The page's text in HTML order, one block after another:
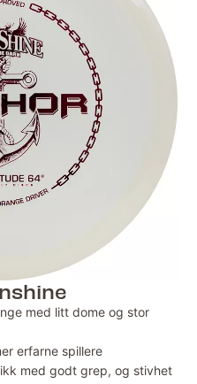
med litt dome og stor
erfarne spillere
med godt grep, og stivhet